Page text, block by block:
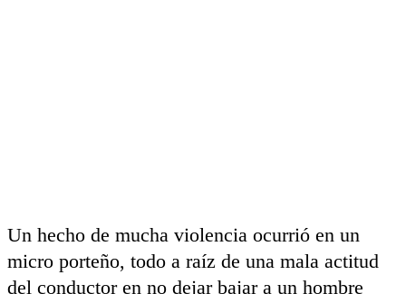
Un hecho de mucha violencia ocurrió en un
micro porteño, todo a raíz de una mala actitud
del conductor en no dejar bajar a un hombre